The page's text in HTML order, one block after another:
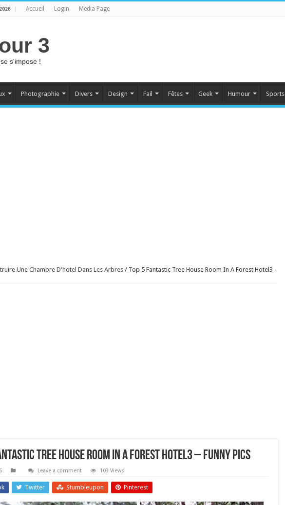
Accueil Login Media Page
3
s'impose !
Photographie Divers Design Fail Fêtes Geek Humour Sports
Une Chambre D'hotel Dans Les Arbres / Top 5 Fantastic Tree House Room In A Forest Hotel3 –
Tree House Room In A Forest Hotel3 – Funny Pics
Leave a comment 103 Views
Twitter Stumbleupon Pinterest